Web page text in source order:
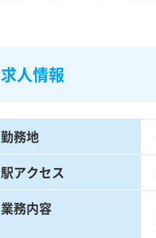
求人情報
勤務地
駅アクセス
業務内容